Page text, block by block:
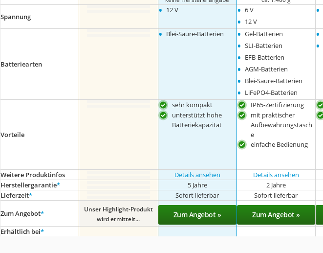
Spannung • 12 V • 6 V
• 12 V
•
Batteriearten
• Blei-Säure-Batterien • Gel-Batterien
• SLI-Batterien
• EFB-Batterien
• AGM-Batterien
• Blei-Säure-Batterien
• LiFePO4-Batterien
•
•
Vorteile
sehr kompakt
unterstützt hohe
Batteriekapazität
IP65-Zertifizierung
mit praktischer
Aufbewahrungstasch
e
einfache Bedienung
Weitere Produktinfos
Details ansehen Details ansehen
Herstellergarantie* 5 Jahre 2 Jahre
Lieferzeit* Sofort lieferbar Sofort lieferbar
Zum Angebot*
Unser Highlight-Produkt
wird ermittelt...
Zum Angebot » Zum Angebot »
Erhältlich bei*